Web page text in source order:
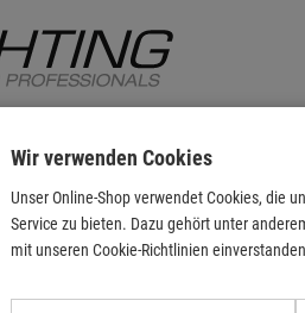
Zubehör Bühnenzubehör Farbfilter
Wir verwenden Cookies
Unser Online-Shop verwendet Cookies, die
Service zu bieten. Dazu gehört unter
mit unseren Cookie-Richtlinien